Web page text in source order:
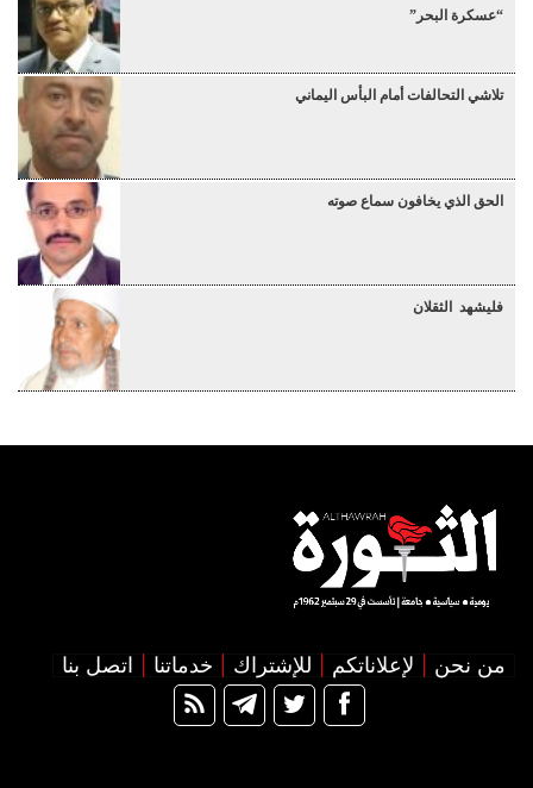
“عسكرة البحر”
تلاشي التحالفات أمام البأس اليماني
الحق الذي يخافون سماع صوته
فليشهد الثقلان
من نحن لإعلاناتكم للإشتراك خدماتنا اتصل بنا